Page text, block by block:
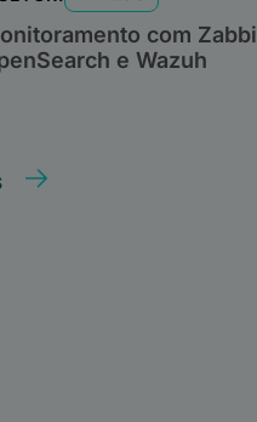
com
e Wazuh